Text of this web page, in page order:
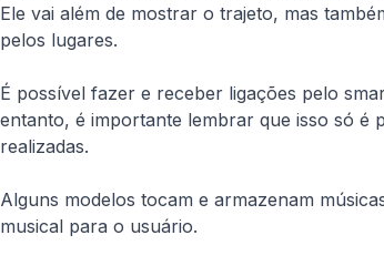
Ele vai além de mostrar o trajeto, mas
pelos lugares.
É possível fazer e receber ligações pelo
entanto, é importante lembrar que isso só é
realizadas.
Alguns modelos tocam e armazenam
musical para o usuário.